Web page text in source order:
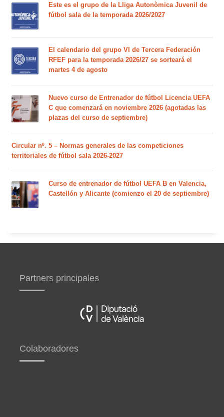
Este es el grupo de la Lliga Autonòmica Juvenil de
fútbol sala de la temporada 2026/2027
El calendario del grupo VI de Tercera Federación
RFEF para la temporada 2026/27 se sorteará el
martes 4 de agosto
Nuevo curso de Entrenador de fútbol Licencia UEFA
C que comenzará en noviembre 2026 (agotadas las
plazas del curso de septiembre)
Circular nº. 5 – Normas generales de las competiciones
territoriales de fútbol sala 2026-2027
Curso de entrenador de fútbol UEFA B en Valencia,
Castellón y Alicante (comienzo el 20 de septiembre)
Partners principales
Colaboradores